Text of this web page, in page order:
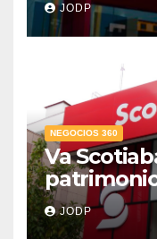
crediticio
JODP
NEGOCIOS 360
Va
JODP